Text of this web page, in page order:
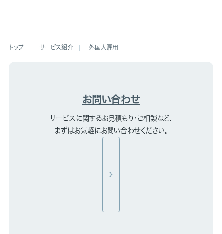
サービス紹介 外国人雇用
お問い合わせ
サービスに関するお見積もり・ご相談など、
まずはお気軽にお問い合わせください。